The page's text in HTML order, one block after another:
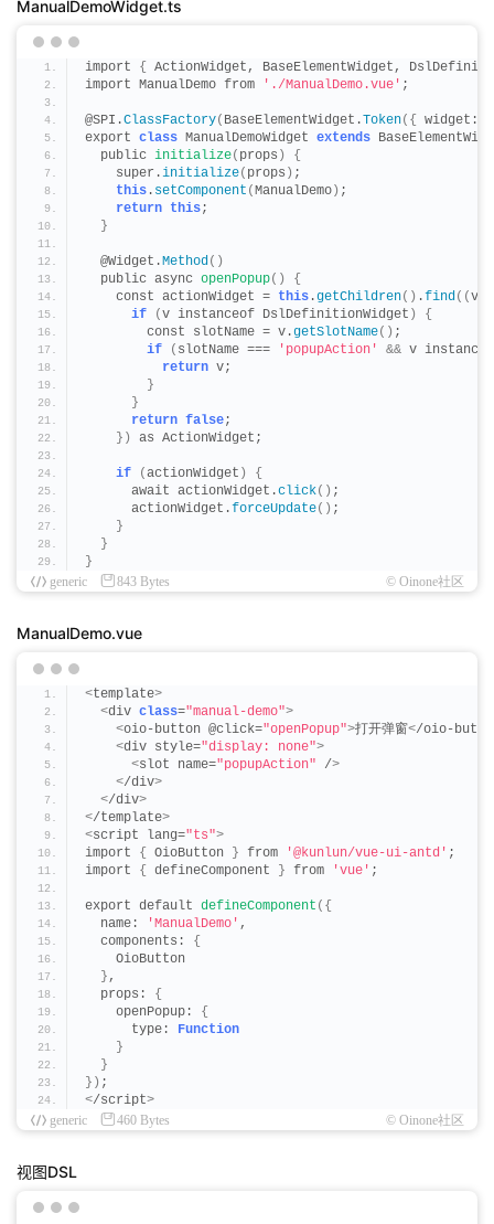
ManualDemoWidget.ts
import {
ActionWidget, BaseElementWidget,
import ManualDemo from
'./ManualDemo.vue' ;
@SPI.ClassFactory( BaseElementWidget.Token({ widget:
export class ManualDemoWidget extends
  public
initialize( props )
{
    super.
initialize( props ) ;
this . setComponent (ManualDemo ) ;
return this;
}
  @Widget.
Method()
  public async
openPopup()
{
    const actionWidget =
this .getChildren() .find((v
if
(v instanceof DslDefinitionWidget )
{
        const slotName = v.
getSlotName() ;
if
( slotName === 'popupAction' && v
return v;
}
}
return false;
})
as ActionWidget;
if (actionWidget )
{
      await actionWidget.
click() ;
      actionWidget.
forceUpdate() ;
}
}
}
generic
843 Bytes © Oinone社区
ManualDemo.vue
<template>
<div class="manual-demo">
<oio-button @click="openPopup">打开弹窗</oio-
<div style="display: none">
<slot name="popupAction" />
</div>
</div>
</template>
<script lang="ts">
import { OioButton } from '@kunlun/vue-ui-antd' ;
import { defineComponent } from 'vue' ;
export default defineComponent ({
  name:
'ManualDemo' ,
  components:
{
    OioButton
} ,
  props:
{
    openPopup:
{
      type:
Function
}
}
}) ;
</script>
generic
460 Bytes © Oinone社区
视图DSL